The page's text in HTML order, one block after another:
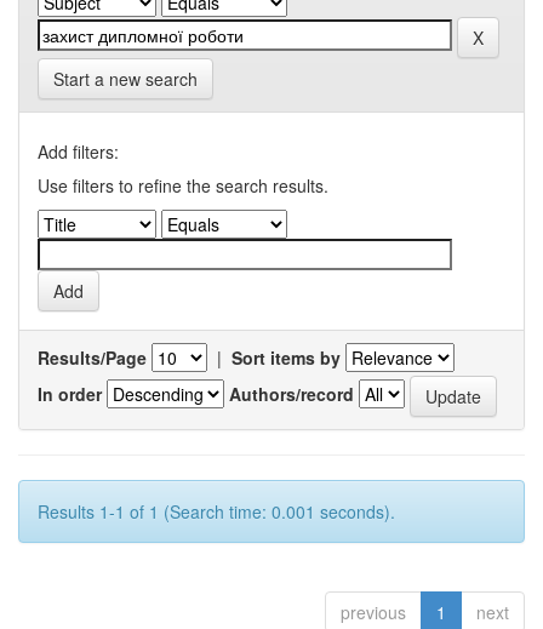
Start a new search
Add filters:
Use filters to refine the search results.
Results/Page | Sort items by
In order
Authors/record
Results 1-1 of 1 (Search time: 0.001 seconds).
previous 1 next